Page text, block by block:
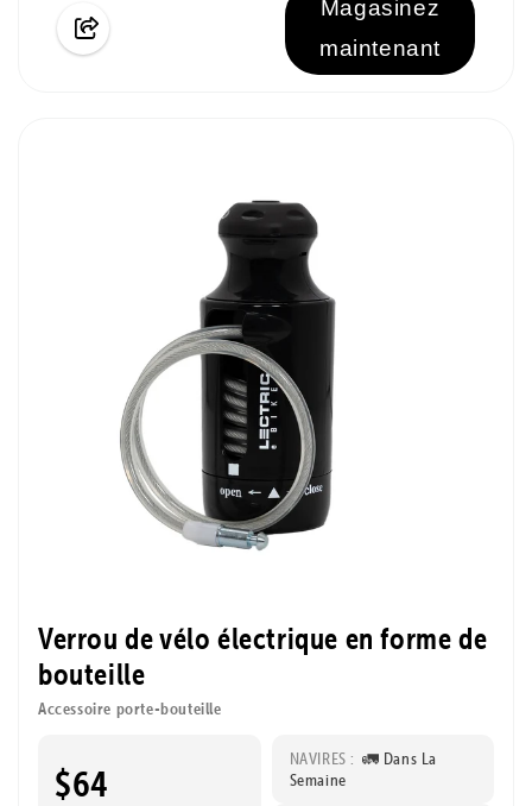
Magasinez
maintenant
Verrou de vélo électrique en forme de
bouteille
Accessoire porte-bouteille
$64
NAVIRES : 🚛 Dans La
Semaine